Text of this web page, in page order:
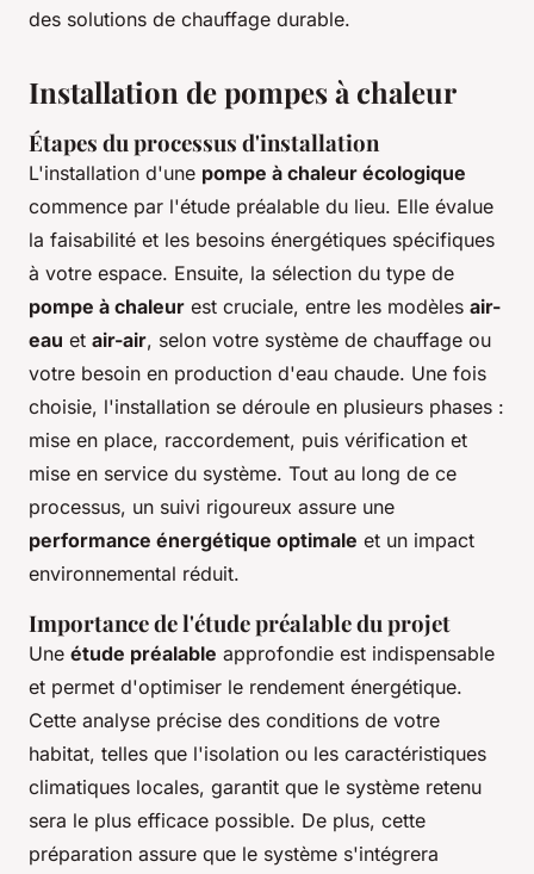
des solutions de chauffage durable.
Installation de pompes à chaleur
Étapes du processus d'installation
L'installation d'une pompe à chaleur écologique
commence par l'étude préalable du lieu. Elle évalue
la faisabilité et les besoins énergétiques spécifiques
à votre espace. Ensuite, la sélection du type de
pompe à chaleur est cruciale, entre les modèles air-
eau et air-air, selon votre système de chauffage ou
votre besoin en production d'eau chaude. Une fois
choisie, l'installation se déroule en plusieurs phases :
mise en place, raccordement, puis vérification et
mise en service du système. Tout au long de ce
processus, un suivi rigoureux assure une
performance énergétique optimale et un impact
environnemental réduit.
Importance de l'étude préalable du projet
Une étude préalable approfondie est indispensable
et permet d'optimiser le rendement énergétique.
Cette analyse précise des conditions de votre
habitat, telles que l'isolation ou les caractéristiques
climatiques locales, garantit que le système retenu
sera le plus efficace possible. De plus, cette
préparation assure que le système s'intégrera